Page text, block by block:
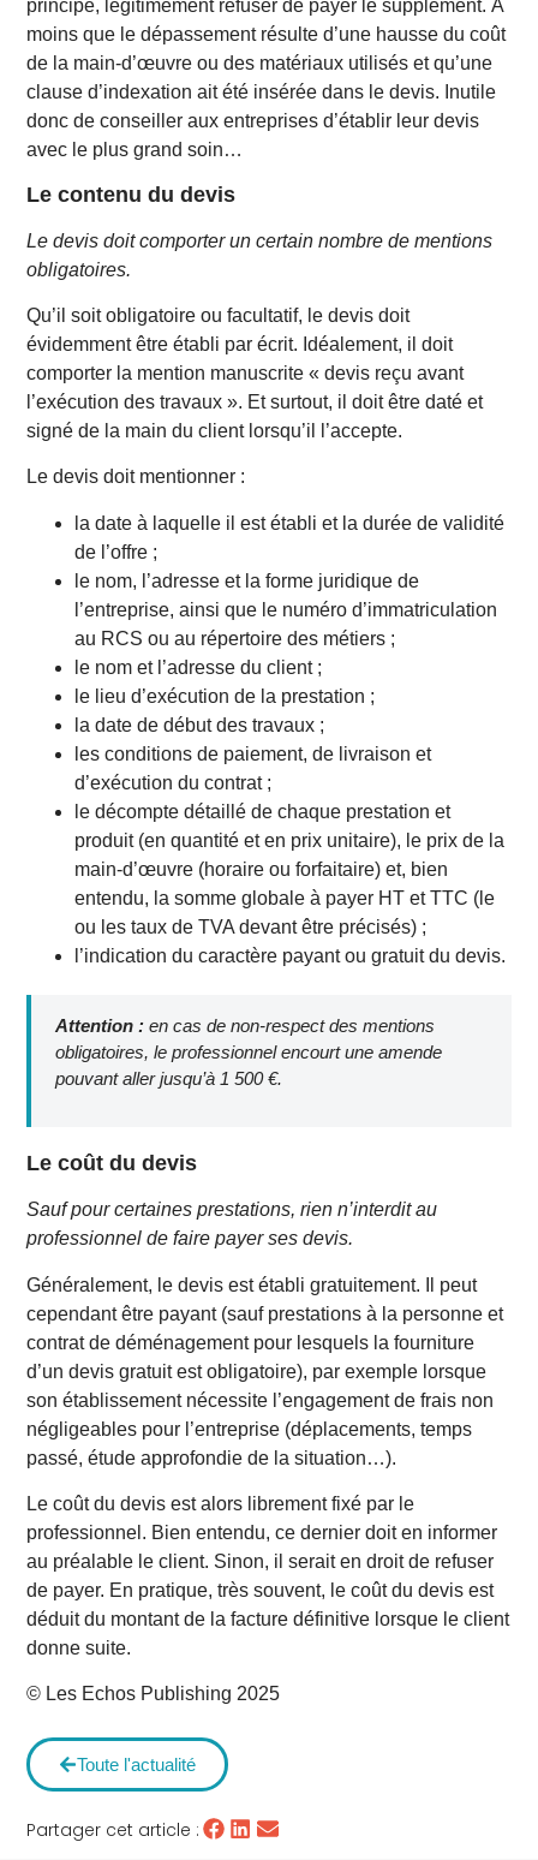
principe, légitimement refuser de payer le supplément. À
moins que le dépassement résulte d’une hausse du coût
de la main-d’œuvre ou des matériaux utilisés et qu’une
clause d’indexation ait été insérée dans le devis. Inutile
donc de conseiller aux entreprises d’établir leur devis
avec le plus grand soin…
Le contenu du devis
Le devis doit comporter un certain nombre de mentions
obligatoires.
Qu’il soit obligatoire ou facultatif, le devis doit
évidemment être établi par écrit. Idéalement, il doit
comporter la mention manuscrite « devis reçu avant
l’exécution des travaux ». Et surtout, il doit être daté et
signé de la main du client lorsqu’il l’accepte.
Le devis doit mentionner :
la date à laquelle il est établi et la durée de validité
de l’offre ;
le nom, l’adresse et la forme juridique de
l’entreprise, ainsi que le numéro d’immatriculation
au RCS ou au répertoire des métiers ;
le nom et l’adresse du client ;
le lieu d’exécution de la prestation ;
la date de début des travaux ;
les conditions de paiement, de livraison et
d’exécution du contrat ;
le décompte détaillé de chaque prestation et
produit (en quantité et en prix unitaire), le prix de la
main-d’œuvre (horaire ou forfaitaire) et, bien
entendu, la somme globale à payer HT et TTC (le
ou les taux de TVA devant être précisés) ;
l’indication du caractère payant ou gratuit du devis.
Attention : en cas de non-respect des mentions
obligatoires, le professionnel encourt une amende
pouvant aller jusqu’à 1 500 €.
Le coût du devis
Sauf pour certaines prestations, rien n’interdit au
professionnel de faire payer ses devis.
Généralement, le devis est établi gratuitement. Il peut
cependant être payant (sauf prestations à la personne et
contrat de déménagement pour lesquels la fourniture
d’un devis gratuit est obligatoire), par exemple lorsque
son établissement nécessite l’engagement de frais non
négligeables pour l’entreprise (déplacements, temps
passé, étude approfondie de la situation…).
Le coût du devis est alors librement fixé par le
professionnel. Bien entendu, ce dernier doit en informer
au préalable le client. Sinon, il serait en droit de refuser
de payer. En pratique, très souvent, le coût du devis est
déduit du montant de la facture définitive lorsque le client
donne suite.
© Les Echos Publishing 2025
Toute l'actualité
Partager cet article :